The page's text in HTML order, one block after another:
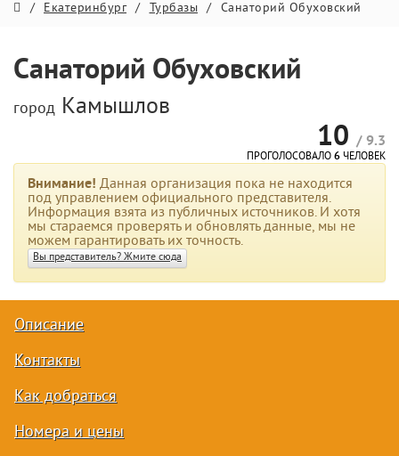
/ Екатеринбург / Турбазы / Санаторий Обуховский
Санаторий Обуховский
город Камышлов
10 / 9.3
ПРОГОЛОСОВАЛО 6 ЧЕЛОВЕК
Внимание! Данная организация пока не находится
под управлением официального представителя.
Информация взята из публичных источников. И хотя
мы стараемся проверять и обновлять данные, мы не
можем гарантировать их точность.
Вы представитель? Жмите сюда
Описание
Контакты
Как добраться
Номера и цены